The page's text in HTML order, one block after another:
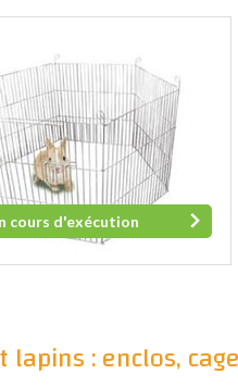
cours d'exécution
: enclos,